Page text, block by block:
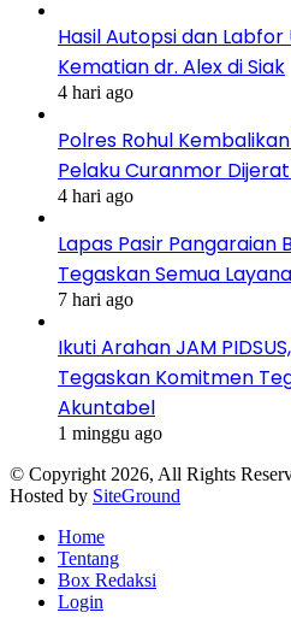
Hasil Autopsi dan
Kematian dr. Alex di Siak
4 hari ago
Polres Rohul
Pelaku Curanmor
4 hari ago
Lapas Pasir Pangaraian
Tegaskan Semua
7 hari ago
Ikuti Arahan JAM
Tegaskan Komitmen
Akuntabel
1 minggu ago
© Copyright 2026, All Rights
Hosted by SiteGround
Home
Tentang
Box Redaksi
Login